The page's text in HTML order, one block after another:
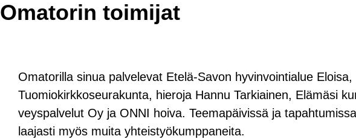
Oma­to­rin toi­mi­jat
Oma­to­ril­la sinua pal­ve­le­vat Etelä-​​Savon hy­vin­voin­tia­lue Eloi­sa,
Tuo­mio­kirk­ko­seu­ra­kun­ta, hie­ro­ja Hannu Tar­kiai­nen, Elä­mä­si
veys­pal­ve­lut Oy ja ONNI hoiva. Tee­ma­päi­vis­sä ja
laa­jas­ti myös muita yh­teis­työ­kump­pa­nei­ta.